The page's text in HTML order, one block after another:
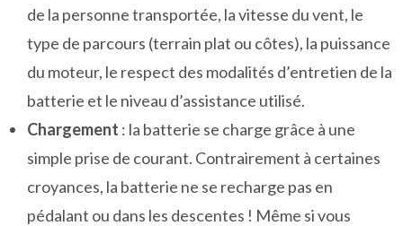
de la personne transportée, la vitesse du vent, le
type de parcours (terrain plat ou côtes), la puissance
du moteur, le respect des modalités d’entretien de la
batterie et le niveau d’assistance utilisé.
Chargement : la batterie se charge grâce à une
simple prise de courant. Contrairement à certaines
croyances, la batterie ne se recharge pas en
pédalant ou dans les descentes ! Même si vous